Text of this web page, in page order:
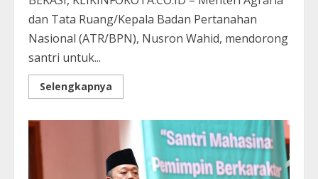
dan Tata Ruang/Kepala Badan Pertanahan
Nasional (ATR/BPN), Nusron Wahid, mendorong
santri untuk...
Selengkapnya